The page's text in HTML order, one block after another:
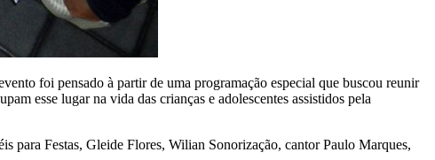
foi pensado à partir de uma programação especial que buscou reunir
esse lugar na vida das crianças e adolescentes assistidos pela
para Festas, Gleide Flores, Wilian Sonorização, cantor Paulo Marques,